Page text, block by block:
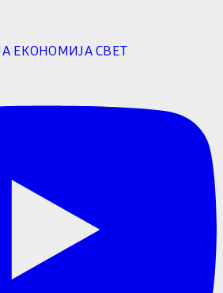
ЕКОНОМИЈАСВЕТ